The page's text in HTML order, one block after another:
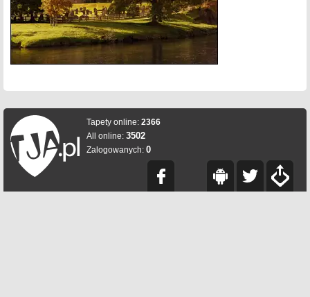
Tapety online: 2366
All online: 3502
Zalogowanych: 0